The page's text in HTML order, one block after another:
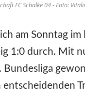
FC Schalke 04 - Foto:
am Sonntag
1:0 durch. Mit